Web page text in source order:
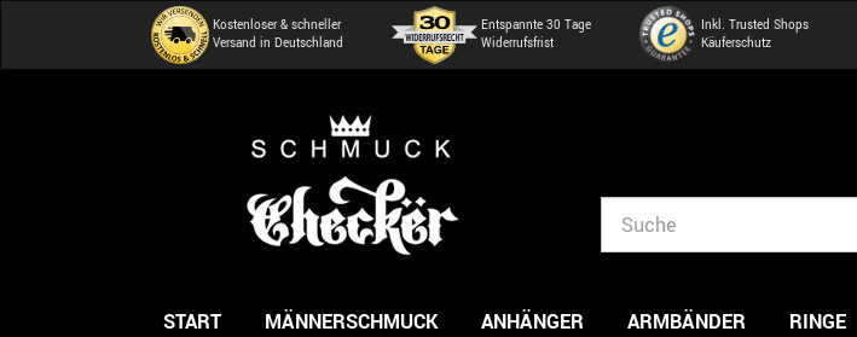
Kostenloser & schneller
Versand in Deutschland
Entspannte 30 Tage
Widerrufsfrist
Inkl. Trusted Shops
Käuferschutz
START MÄNNERSCHMUCK ANHÄNGER ARMBÄNDER RINGE